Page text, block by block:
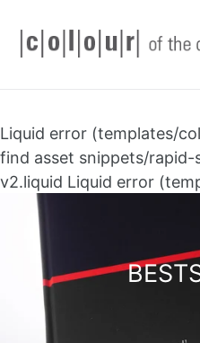
zum
Inhalt
Liquid error (templates/
find asset snippets/
v2.liquid Liquid error
Could not find asset
template.liquid
S